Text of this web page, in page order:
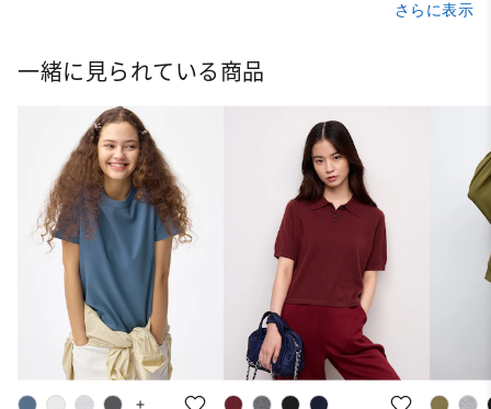
さらに表示
一緒に見られている商品